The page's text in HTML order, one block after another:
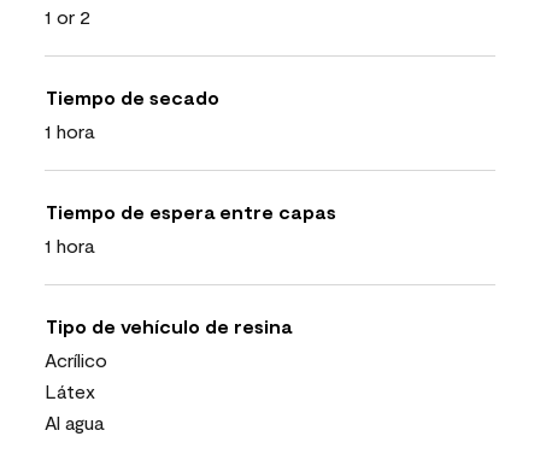
1 or 2
Tiempo de secado
1 hora
Tiempo de espera entre capas
1 hora
Tipo de vehículo de resina
Acrílico
Látex
Al agua